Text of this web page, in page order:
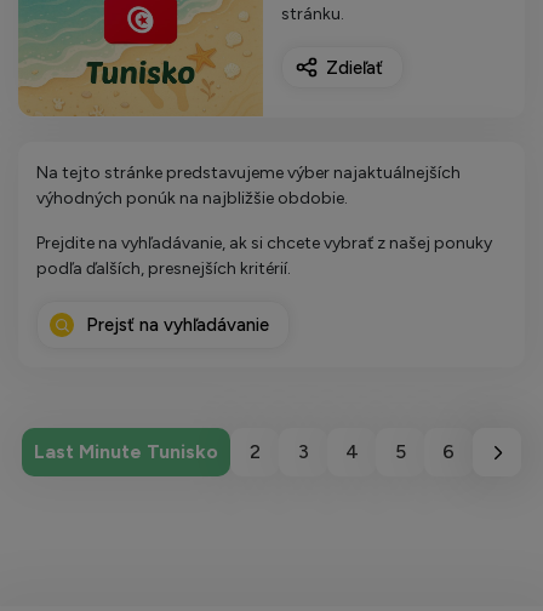
stránku.
Zdieľať
Na tejto stránke predstavujeme výber najaktuálnejších
výhodných ponúk na najbližšie obdobie.
Prejdite na vyhľadávanie, ak si chcete vybrať z našej ponuky
podľa ďalších, presnejších kritérií.
Prejsť na vyhľadávanie
Last Minute Tunisko 2 3 4 5 6